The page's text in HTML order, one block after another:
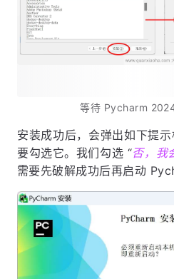
等待 Pycharm
安装成功后，会弹出如下提
要勾选它。我们勾选 “否，我
需要先破解成功后再启动